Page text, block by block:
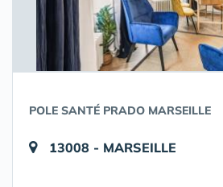
POLE SANTÉ PRADO MARSEILLE
13008 - MARSEILLE